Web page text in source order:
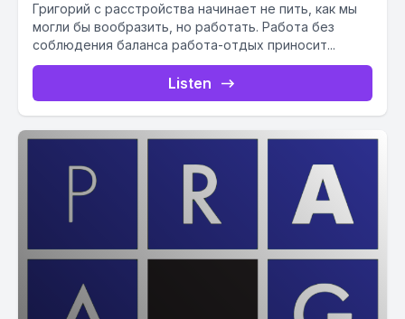
Григорий с расстройства начинает не пить, как мы
могли бы вообразить, но работать. Работа без
соблюдения баланса работа-отдых приносит...
Listen